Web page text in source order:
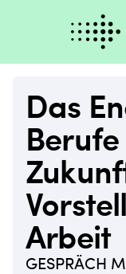
Das
Arbeit
GESPRÄCH